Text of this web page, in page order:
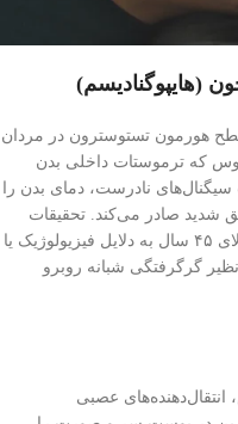
(هایپوگنادیسم)
سطح هورمون تستوسترون در مردان
که ترموستات داخلی بدن
سیگنال‌های نادرست، دمای بدن را
شدید صادر می‌کند. تحقیقات
نشان می‌دهند بیش از ۳۵ درصد از مردان بالای ۴۵ سال به دلایل فیزیولوژیک یا
گرگرفتگی شبانه روبرو
عصبی